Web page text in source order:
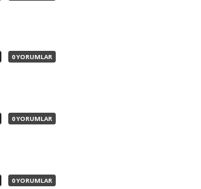
0 YORUMLAR
0 YORUMLAR
0 YORUMLAR